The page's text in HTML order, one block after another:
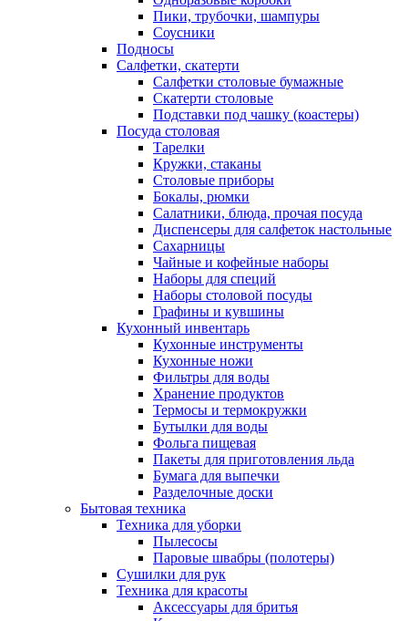
Пики, трубочки, шампуры
Соусники
Подносы
Салфетки, скатерти
Салфетки столовые бумажные
Скатерти столовые
Подставки под чашку (коастеры)
Посуда столовая
Тарелки
Кружки, стаканы
Столовые приборы
Бокалы, рюмки
Салатники, блюда, прочая посуда
Диспенсеры для салфеток настольные
Сахарницы
Чайные и кофейные наборы
Наборы для специй
Наборы столовой посуды
Графины и кувшины
Кухонный инвентарь
Кухонные инструменты
Кухонные ножи
Фильтры для воды
Хранение продуктов
Термосы и термокружки
Бутылки для воды
Фольга пищевая
Пакеты для приготовления льда
Бумага для выпечки
Разделочные доски
Бытовая техника
Техника для уборки
Пылесосы
Паровые швабры (полотеры)
Сушилки для рук
Техника для красоты
Аксессуары для бритья